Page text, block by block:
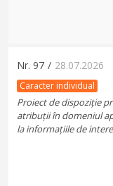
Nr. 97 / 28.07.2026
Caracter individual
Proiect de dispoziție
atribuții în domeniul
la informațiile de